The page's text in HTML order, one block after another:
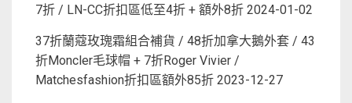
7折 / LN-CC折扣區低至4折 + 額外8折 2024-01-02
37折蘭蔻玫瑰霜組合補貨 / 48折加拿大鵝外套 / 43
折Moncler毛球帽 + 7折Roger Vivier /
Matchesfashion折扣區額外85折 2023-12-27